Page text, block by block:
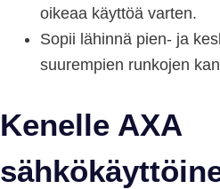
oikeaa käyttöä varten.
Sopii lähinnä pien- ja
suurempien runkojen
Kenelle AXA